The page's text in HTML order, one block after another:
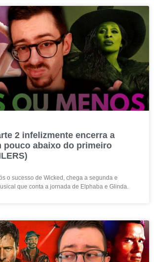
2 infelizmente encerra a
pouco abaixo do primeiro
o sucesso de Wicked, chega a segunda e
que conta a jornada de Elphaba e Glinda.